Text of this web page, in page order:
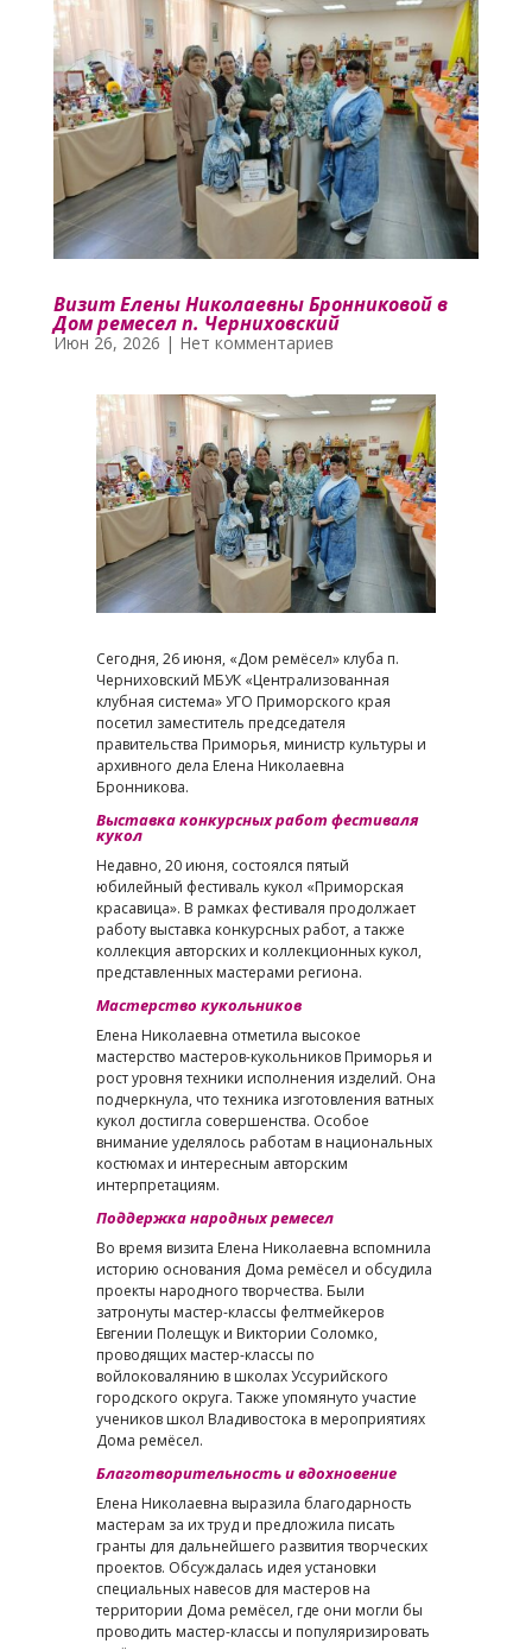
Визит Елены Николаевны Бронниковой в
Дом ремесел п. Черниховский
Июн 26, 2026 | Нет комментариев
Сегодня, 26 июня, «Дом ремёсел» клуба п.
Черниховский МБУК «Централизованная
клубная система» УГО Приморского края
посетил заместитель председателя
правительства Приморья, министр культуры и
архивного дела Елена Николаевна
Бронникова.
Выставка конкурсных работ фестиваля
кукол
Недавно, 20 июня, состоялся пятый
юбилейный фестиваль кукол «Приморская
красавица». В рамках фестиваля продолжает
работу выставка конкурсных работ, а также
коллекция авторских и коллекционных кукол,
представленных мастерами региона.
Мастерство кукольников
Елена Николаевна отметила высокое
мастерство мастеров-кукольников Приморья и
рост уровня техники исполнения изделий. Она
подчеркнула, что техника изготовления ватных
кукол достигла совершенства. Особое
внимание уделялось работам в национальных
костюмах и интересным авторским
интерпретациям.
Поддержка народных ремесел
Во время визита Елена Николаевна вспомнила
историю основания Дома ремёсел и обсудила
проекты народного творчества. Были
затронуты мастер-классы фелтмейкеров
Евгении Полещук и Виктории Соломко,
проводящих мастер-классы по
войлоковалянию в школах Уссурийского
городского округа. Также упомянуто участие
учеников школ Владивостока в мероприятиях
Дома ремёсел.
Благотворительность и вдохновение
Елена Николаевна выразила благодарность
мастерам за их труд и предложила писать
гранты для дальнейшего развития творческих
проектов. Обсуждалась идея установки
специальных навесов для мастеров на
территории Дома ремёсел, где они могли бы
проводить мастер-классы и популяризировать